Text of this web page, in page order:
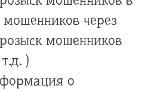
мошенников через
мошенников
)
о